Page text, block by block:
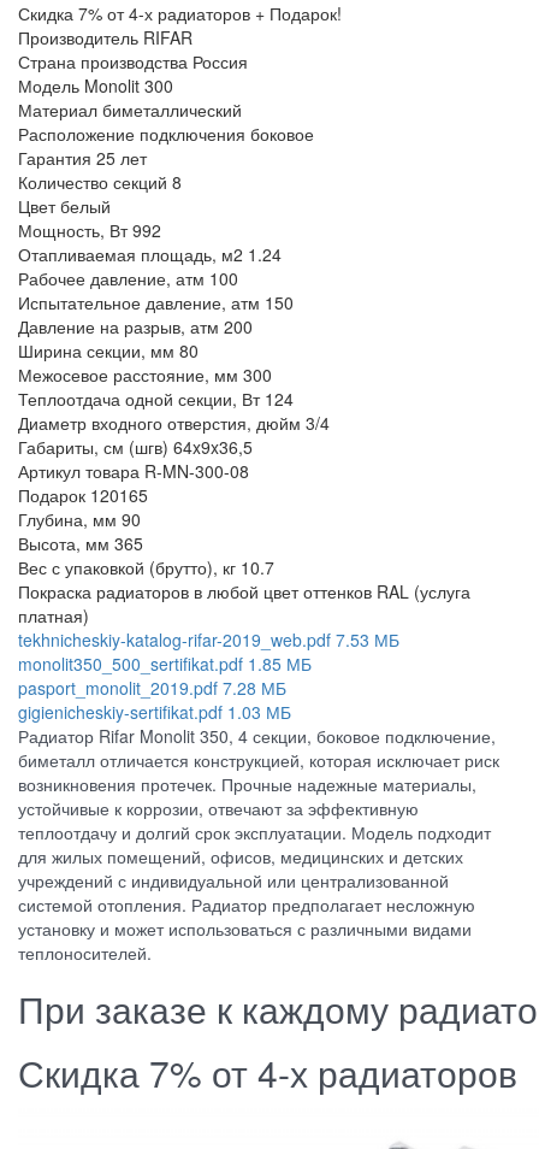
Скидка 7% от 4-х радиаторов + Подарок!
Производитель RIFAR
Страна производства Россия
Модель Monolit 300
Материал биметаллический
Расположение подключения боковое
Гарантия 25 лет
Количество секций 8
Цвет белый
Мощность, Вт 992
Отапливаемая площадь, м2 1.24
Рабочее давление, атм 100
Испытательное давление, атм 150
Давление на разрыв, атм 200
Ширина секции, мм 80
Межосевое расстояние, мм 300
Теплоотдача одной секции, Вт 124
Диаметр входного отверстия, дюйм 3/4
Габариты, см (шгв) 64x9x36,5
Артикул товара R-MN-300-08
Подарок 120165
Глубина, мм 90
Высота, мм 365
Вес с упаковкой (брутто), кг 10.7
Покраска радиаторов в любой цвет оттенков RAL (услуга
платная)
tekhnicheskiy-katalog-rifar-2019_web.pdf 7.53 МБ
monolit350_500_sertifikat.pdf 1.85 МБ
pasport_monolit_2019.pdf 7.28 МБ
gigienicheskiy-sertifikat.pdf 1.03 МБ
Радиатор Rifar Monolit 350, 4 секции, боковое подключение,
биметалл отличается конструкцией, которая исключает риск
возникновения протечек. Прочные надежные материалы,
устойчивые к коррозии, отвечают за эффективную
теплоотдачу и долгий срок эксплуатации. Модель подходит
для жилых помещений, офисов, медицинских и детских
учреждений с индивидуальной или централизованной
системой отопления. Радиатор предполагает несложную
установку и может использоваться с различными видами
теплоносителей.
При заказе к каждому
Скидка 7% от 4-х радиаторов